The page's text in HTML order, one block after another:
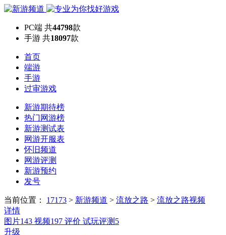
PC端 共44798款
手游 共18097款
首页
端游
手游
过审游戏
新游期待榜
热门网游榜
新游测试表
网游开服表
怀旧频道
网游评测
新游预约
发号
当前位置： 17173 > 新游频道 > 流放之路 > 流放之路视频
详情
图片143 视频197 评价 试玩评测 5
升级